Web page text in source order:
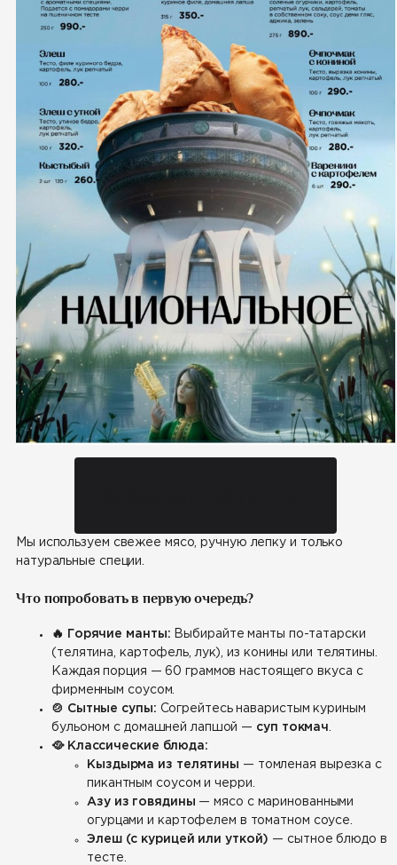
Мы используем свежее мясо, ручную лепку и только
натуральные специи.
Что попробовать в первую очередь?
🔥 Горячие манты: Выбирайте манты по-татарски
(телятина, картофель, лук), из конины или телятины.
Каждая порция — 60 граммов настоящего вкуса с
фирменным соусом.
🍲 Сытные супы: Согрейтесь наваристым куриным
бульоном с домашней лапшой — суп токмач
🥘 Классические блюда:
Кыздырма из телятины
— томленая вырезка с
пикантным соусом и черри.
Азу из говядины
— мясо с маринованными
огурцами и картофелем в томатном соусе.
Элеш (с курицей или уткой) — сытное блюдо в
тесте.